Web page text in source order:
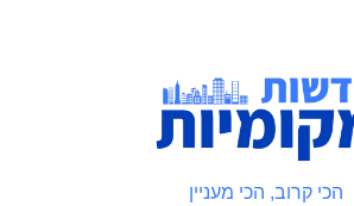
הכי קרוב, הכי מעניין